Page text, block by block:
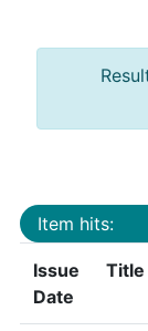
Item hits:
Issue
Date
Title